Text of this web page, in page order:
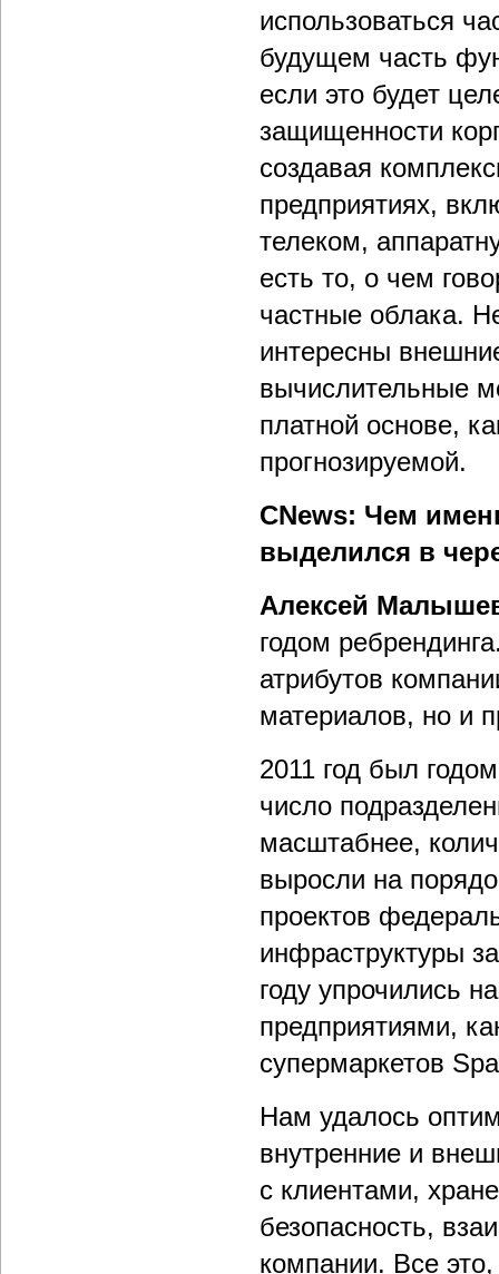
использоваться
будущем часть
если это будет
защищенности
создавая
предприятиях,
телеком,
есть то, о чем
частные облака.
интересны
вычислительные
платной основе,
прогнозируемой.
CNews: Чем
выделился в
Алексей
годом
атрибутов
материалов, но и
2011 год был
число
масштабнее,
выросли на
проектов
инфраструктуры
году упрочились
предприятиями,
супермаркетов
Нам удалось
внутренние и
с клиентами,
безопасность,
компании. Все